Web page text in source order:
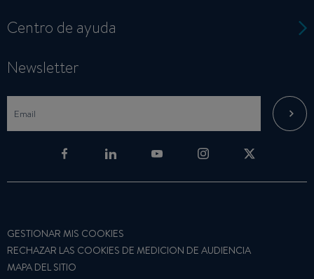
Centro de ayuda
Newsletter
GESTIONAR MIS COOKIES
RECHAZAR LAS COOKIES DE MEDICION DE AUDIENCIA
MAPA DEL SITIO